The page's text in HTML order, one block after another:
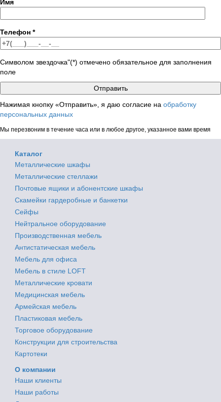
Имя
Телефон *
Символом звездочка"(*) отмечено обязательное для заполнения
поле
Нажимая кнопку «Отправить», я даю согласие на обработку
персональных данных
Мы перезвоним в течение часа или в любое другое, указанное вами время
Каталог
Металлические шкафы
Металлические стеллажи
Почтовые ящики и абонентские шкафы
Скамейки гардеробные и банкетки
Сейфы
Нейтральное оборудование
Производственная мебель
Антистатическая мебель
Мебель для офиса
Мебель в стиле LOFT
Металлические кровати
Медицинская мебель
Армейская мебель
Пластиковая мебель
Торговое оборудование
Конструкции для строительства
Картотеки
О компании
Наши клиенты
Наши работы